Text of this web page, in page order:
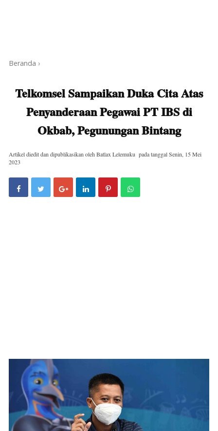
Beranda ›
Telkomsel Sampaikan Duka Cita Atas
Penyanderaan Pegawai PT IBS di
Okbab, Pegunungan Bintang
Artikel diedit dan dipublikasikan oleh Batlax Lelemuku pada tanggalSenin, 15 Mei
2023